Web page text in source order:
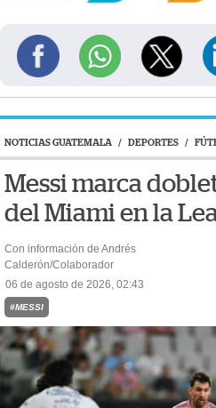
NOTICIAS GUATEMALA / DEPORTES /
Messi marca
del Miami en la
Con información de Andrés
Calderón/Colaborador
06 de agosto de 2026, 02:43
#MESSI